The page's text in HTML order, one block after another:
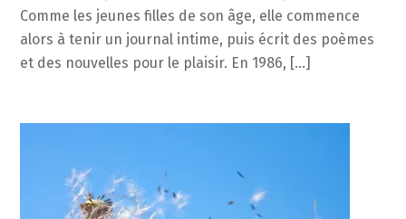
Comme les jeunes filles de son âge, elle commence
alors à tenir un journal intime, puis écrit des poèmes
et des nouvelles pour le plaisir. En 1986, […]